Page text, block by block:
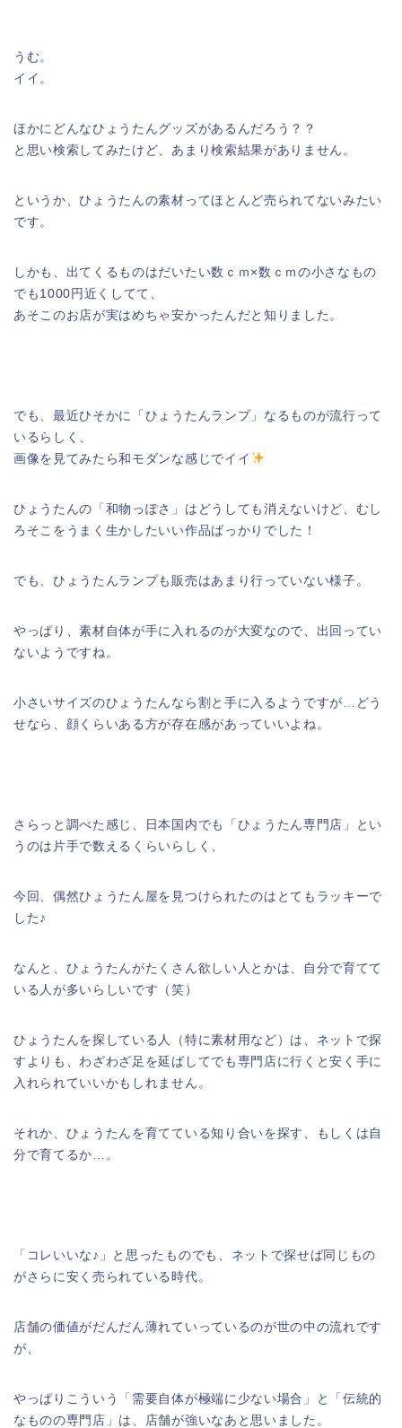
うむ。
イイ。
ほかにどんなひょうたんグッズがあるんだろう？？
と思い検索してみたけど、あまり検索結果がありません。
というか、ひょうたんの素材ってほとんど売られてないみたい
です。
しかも、出てくるものはだいたい数ｃｍ×数ｃｍの小さなもの
でも1000円近くしてて、
あそこのお店が実はめちゃ安かったんだと知りました。
でも、最近ひそかに「ひょうたんランプ」なるものが流行って
いるらしく、
画像を見てみたら和モダンな感じでイイ
ひょうたんの「和物っぽさ」はどうしても消えないけど、むし
ろそこをうまく生かしたいい作品ばっかりでした！
でも、ひょうたんランプも販売はあまり行っていない様子。
やっぱり、素材自体が手に入れるのが大変なので、出回ってい
ないようですね。
小さいサイズのひょうたんなら割と手に入るようですが…どう
せなら、顔くらいある方が存在感があっていいよね。
さらっと調べた感じ、日本国内でも「ひょうたん専門店」とい
うのは片手で数えるくらいらしく、
今回、偶然ひょうたん屋を見つけられたのはとてもラッキーで
した♪
なんと、ひょうたんがたくさん欲しい人とかは、自分で育てて
いる人が多いらしいです（笑）
ひょうたんを探している人（特に素材用など）は、ネットで探
すよりも、わざわざ足を延ばしてでも専門店に行くと安く手に
入れられていいかもしれません。
それか、ひょうたんを育てている知り合いを探す、もしくは自
分で育てるか…。
「コレいいな♪」と思ったものでも、ネットで探せば同じもの
がさらに安く売られている時代。
店舗の価値がだんだん薄れていっているのが世の中の流れです
が、
やっぱりこういう「需要自体が極端に少ない場合」と「伝統的
なものの専門店」は、店舗が強いなあと思いました。